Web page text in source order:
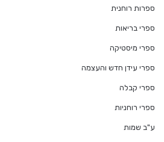
ספרות רוחנית
ספרי בריאות
ספרי מיסטיקה
ספרי עידן חדש והעצמה
ספרי קבלה
ספרי רוחניות
ע"ב שמות